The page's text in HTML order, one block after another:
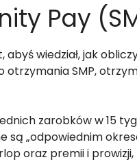
Pay
wiedział, jak
SMP,
zarobków w 15
„odpowiednim
oraz premii i